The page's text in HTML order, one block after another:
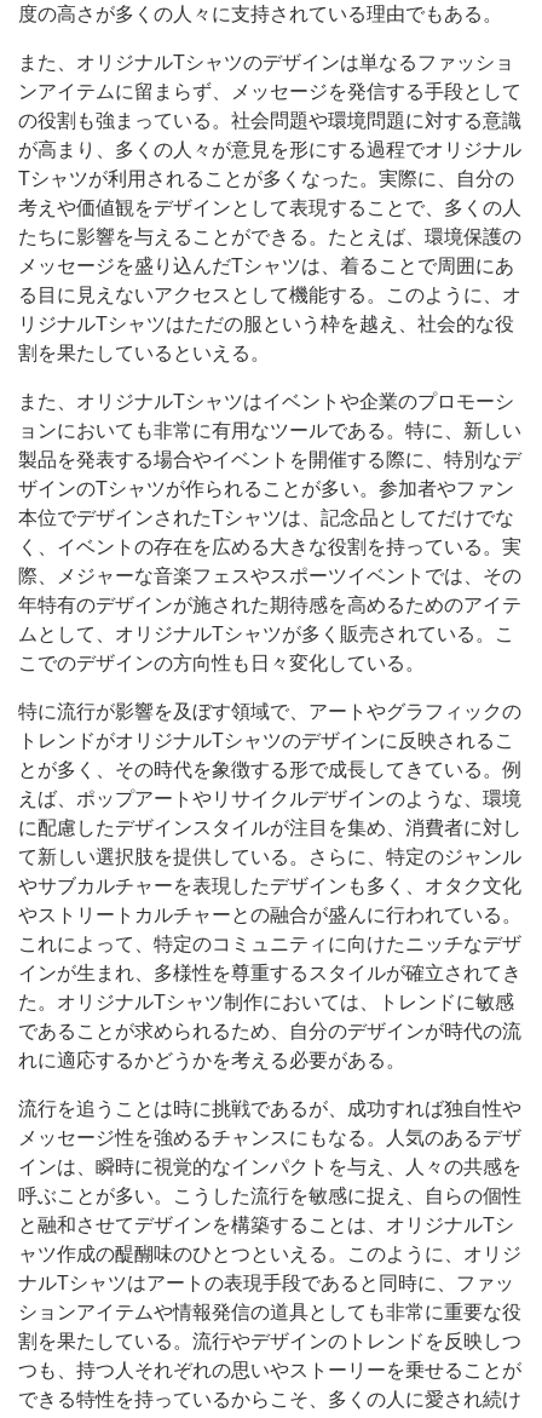
度の高さが多くの人々に支持されている理由でもある。
また、オリジナルTシャツのデザインは単なるファッショ
ンアイテムに留まらず、メッセージを発信する手段として
の役割も強まっている。社会問題や環境問題に対する意識
が高まり、多くの人々が意見を形にする過程でオリジナル
Tシャツが利用されることが多くなった。実際に、自分の
考えや価値観をデザインとして表現することで、多くの人
たちに影響を与えることができる。たとえば、環境保護の
メッセージを盛り込んだTシャツは、着ることで周囲にあ
る目に見えないアクセスとして機能する。このように、オ
リジナルTシャツはただの服という枠を越え、社会的な役
割を果たしているといえる。
また、オリジナルTシャツはイベントや企業のプロモーシ
ョンにおいても非常に有用なツールである。特に、新しい
製品を発表する場合やイベントを開催する際に、特別なデ
ザインのTシャツが作られることが多い。参加者やファン
本位でデザインされたTシャツは、記念品としてだけでな
く、イベントの存在を広める大きな役割を持っている。実
際、メジャーな音楽フェスやスポーツイベントでは、その
年特有のデザインが施された期待感を高めるためのアイテ
ムとして、オリジナルTシャツが多く販売されている。こ
こでのデザインの方向性も日々変化している。
特に流行が影響を及ぼす領域で、アートやグラフィックの
トレンドがオリジナルTシャツのデザインに反映されるこ
とが多く、その時代を象徴する形で成長してきている。例
えば、ポップアートやリサイクルデザインのような、環境
に配慮したデザインスタイルが注目を集め、消費者に対し
て新しい選択肢を提供している。さらに、特定のジャンル
やサブカルチャーを表現したデザインも多く、オタク文化
やストリートカルチャーとの融合が盛んに行われている。
これによって、特定のコミュニティに向けたニッチなデザ
インが生まれ、多様性を尊重するスタイルが確立されてき
た。オリジナルTシャツ制作においては、トレンドに敏感
であることが求められるため、自分のデザインが時代の流
れに適応するかどうかを考える必要がある。
流行を追うことは時に挑戦であるが、成功すれば独自性や
メッセージ性を強めるチャンスにもなる。人気のあるデザ
インは、瞬時に視覚的なインパクトを与え、人々の共感を
呼ぶことが多い。こうした流行を敏感に捉え、自らの個性
と融和させてデザインを構築することは、オリジナルTシ
ャツ作成の醍醐味のひとつといえる。このように、オリジ
ナルTシャツはアートの表現手段であると同時に、ファッ
ションアイテムや情報発信の道具としても非常に重要な役
割を果たしている。流行やデザインのトレンドを反映しつ
つも、持つ人それぞれの思いやストーリーを乗せることが
できる特性を持っているからこそ、多くの人に愛され続け